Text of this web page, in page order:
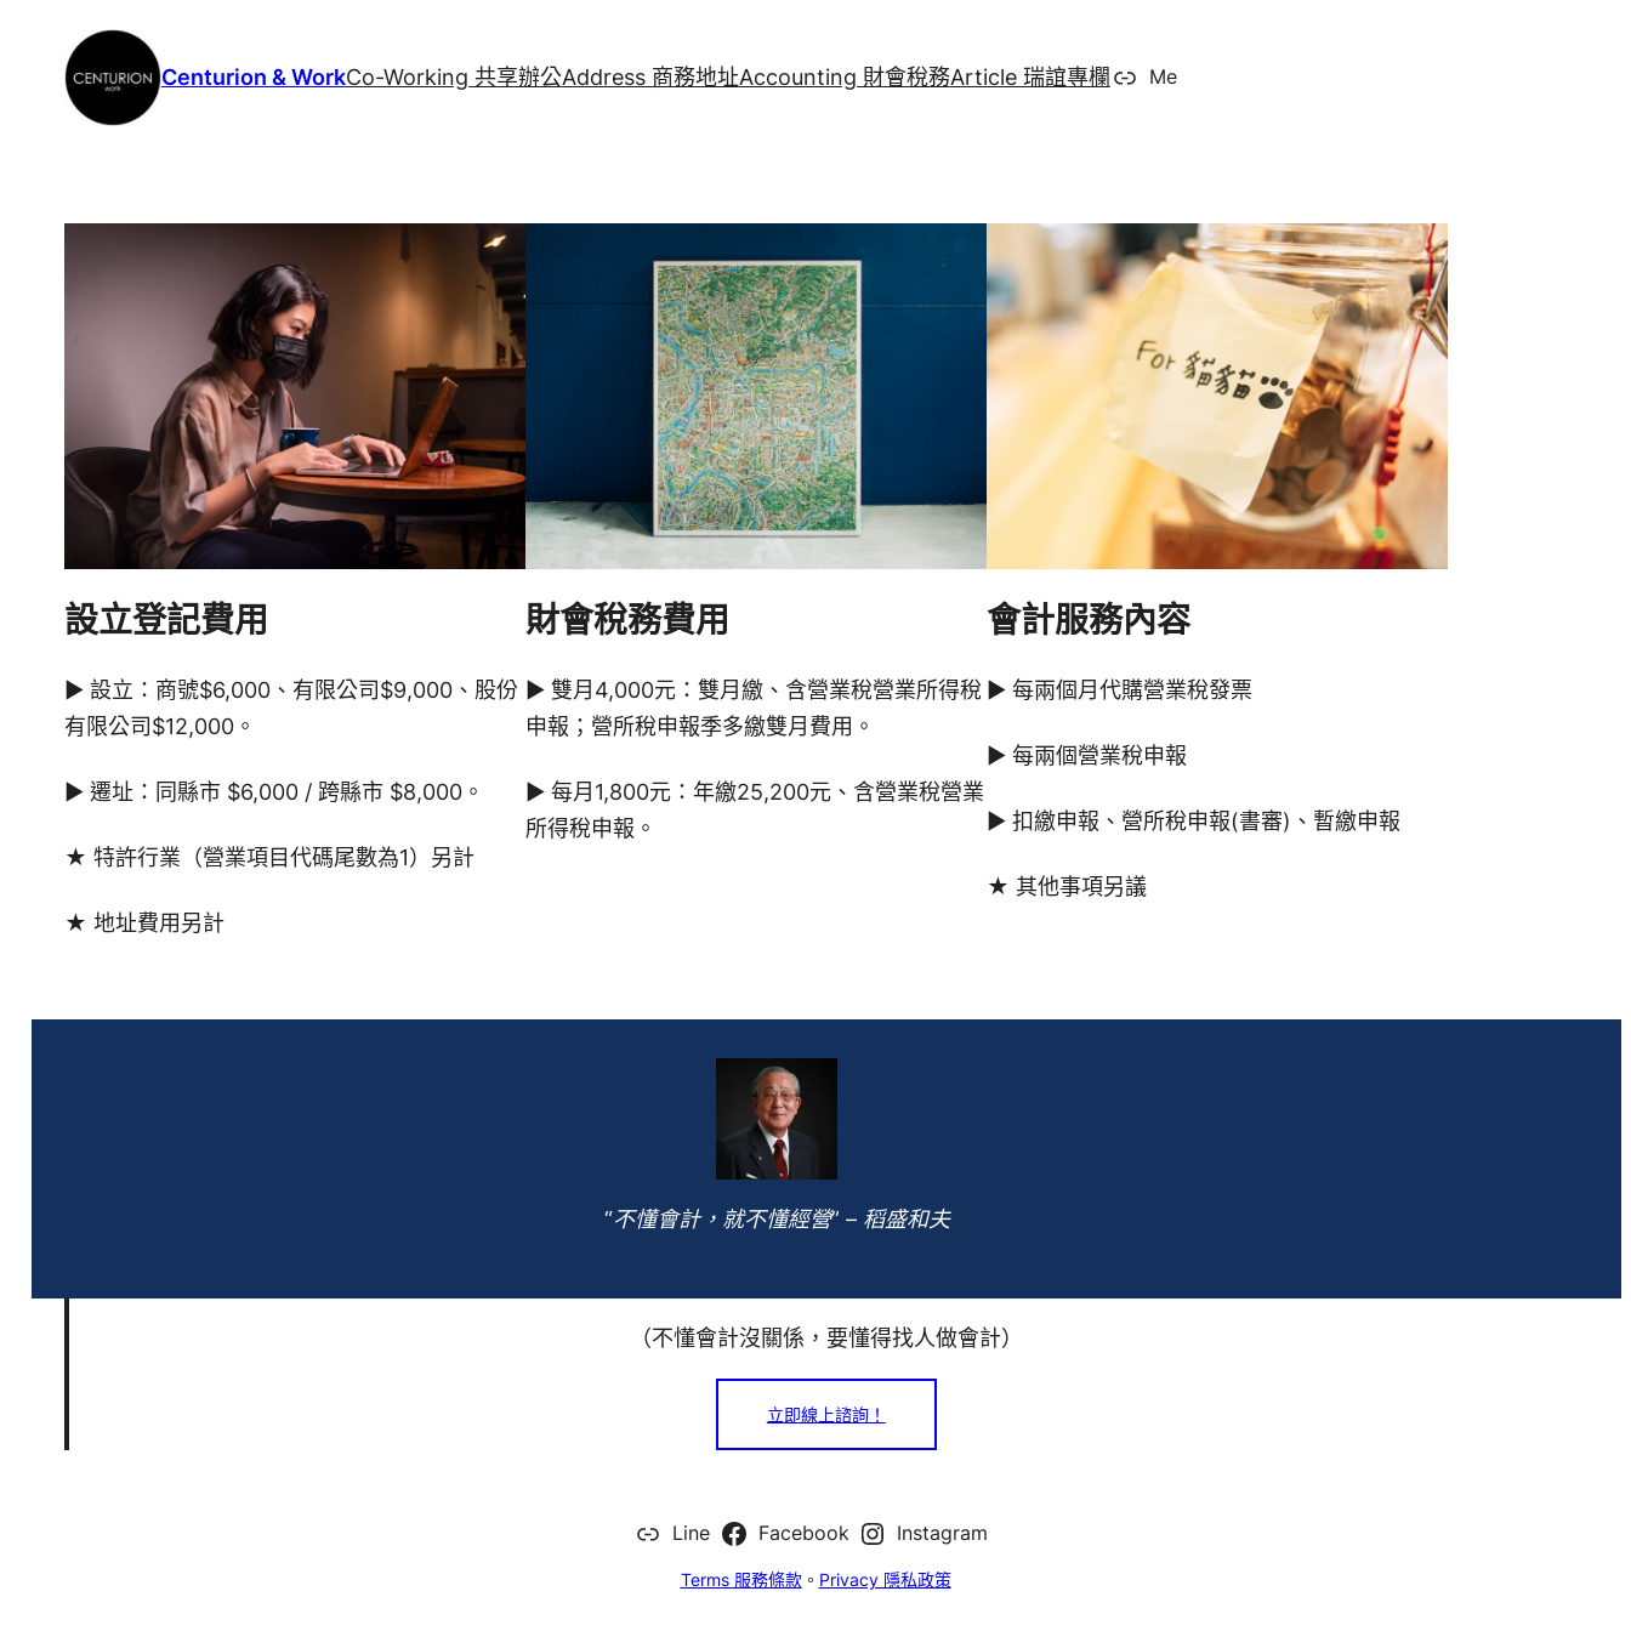
Centurion & WorkCo-Working 共享辦公Address 商務地址Accounting 財會稅務Article 瑞誼專欄 Me
設立登記費用
▶ 設立：商號$6,000、有限公司$9,000、股份
有限公司$12,000。
▶ 遷址：同縣市 $6,000 / 跨縣市 $8,000。
★ 特許行業（營業項目代碼尾數為1）另計
★ 地址費用另計
財會稅務費用
▶ 雙月4,000元：雙月繳、含營業稅營業所得稅
申報；營所稅申報季多繳雙月費用。
▶ 每月1,800元：年繳25,200元、含營業稅營業
所得稅申報。
會計服務內容
▶ 每兩個月代購營業稅發票
▶ 每兩個營業稅申報
▶ 扣繳申報、營所稅申報(書審)、暫繳申報
★ 其他事項另議
“不懂會計，就不懂經營” – 稻盛和夫
（不懂會計沒關係，要懂得找人做會計）
立即線上諮詢！
Line Facebook Instagram
Terms 服務條款。 Privacy 隱私政策